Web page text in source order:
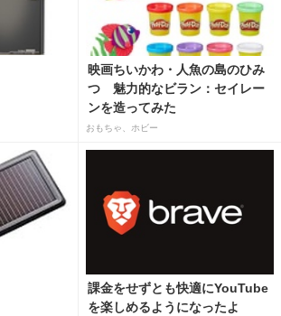
映画ちいかわ・人魚の島のひみ
つ 魅力的なビラン：セイレー
ンを造ってみた
おもちゃ、ホビー
課金をせずとも快適にYouTube
を楽しめるようになったよ